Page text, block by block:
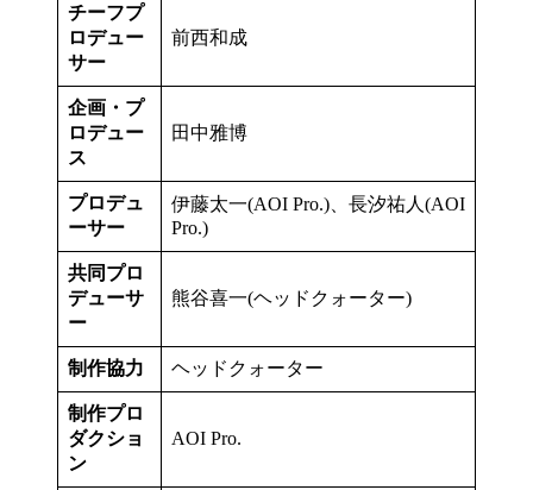
チーフプ
ロデュー
サー
前⻄和成
企画・プ
ロデュー
ス
田中雅博
プロデュ
ーサー
伊藤太一(AOI Pro.)、長汐祐人(AOI
Pro.)
共同プロ
デューサ
ー
熊谷喜一(ヘッドクォーター)
制作協⼒ ヘッドクォーター
制作プロ
ダクショ
ン
AOI Pro.